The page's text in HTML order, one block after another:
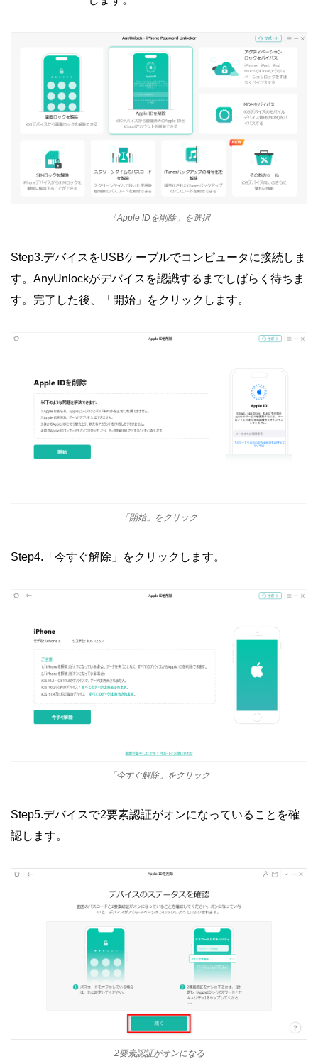
「Apple IDを削除」を選択
Step3.デバイスをUSBケーブルでコンピュータに接続しま
す。AnyUnlockがデバイスを認識するまでしばらく待ちま
す。完了した後、「開始」をクリックします。
「開始」をクリック
Step4.「今すぐ解除」をクリックします。
「今すぐ解除」をクリック
Step5.デバイスで2要素認証がオンになっていることを確
認します。
2要素認証がオンになる